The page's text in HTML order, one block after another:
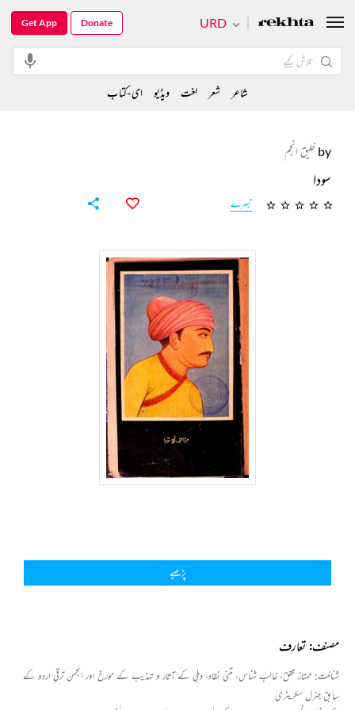
by خلیق انجم
سودا
تبصرے
پڑھیے
مصنف: تعارف
شناخت: ممتاز محقق، غالب شناس، متنی نقاد، دہلی کے آثار و تہذیب کے مؤرخ اور انجمن ترقیِ اردو کے
سابق جنرل سکریٹری
URD
Get App Donate
شاعر شعر لغت ویڈیو ای-کتاب